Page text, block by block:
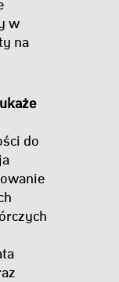
w
na
do